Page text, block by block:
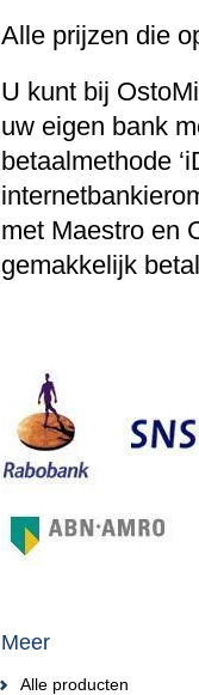
Alle prijzen die
U kunt bij
uw eigen bank
betaalmethode
met Maestro en
gemakkelijk
Meer
Alle producten